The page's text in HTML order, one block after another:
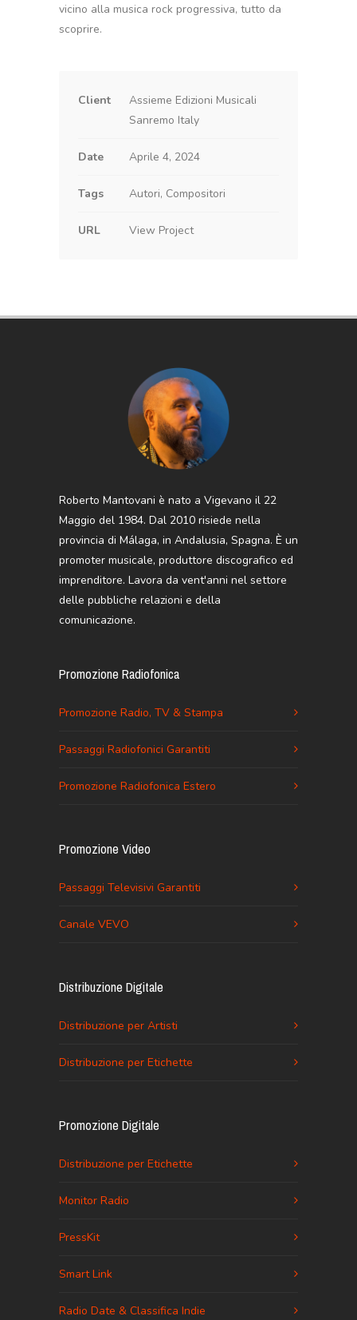
vicino alla musica rock progressiva, tutto da
scoprire.
Client
Assieme Edizioni Musicali
Sanremo Italy
Date Aprile 4, 2024
Tags Autori, Compositori
URL View Project
Roberto Mantovani è nato a Vigevano il 22
Maggio del 1984. Dal 2010 risiede nella
provincia di Málaga, in Andalusia, Spagna. È un
promoter musicale, produttore discografico ed
imprenditore. Lavora da vent'anni nel settore
delle pubbliche relazioni e della
comunicazione.
Promozione Radiofonica
Promozione Radio, TV & Stampa
Passaggi Radiofonici Garantiti
Promozione Radiofonica Estero
Promozione Video
Passaggi Televisivi Garantiti
Canale VEVO
Distribuzione Digitale
Distribuzione per Artisti
Distribuzione per Etichette
Promozione Digitale
Distribuzione per Etichette
Monitor Radio
PressKit
Smart Link
Radio Date & Classifica Indie